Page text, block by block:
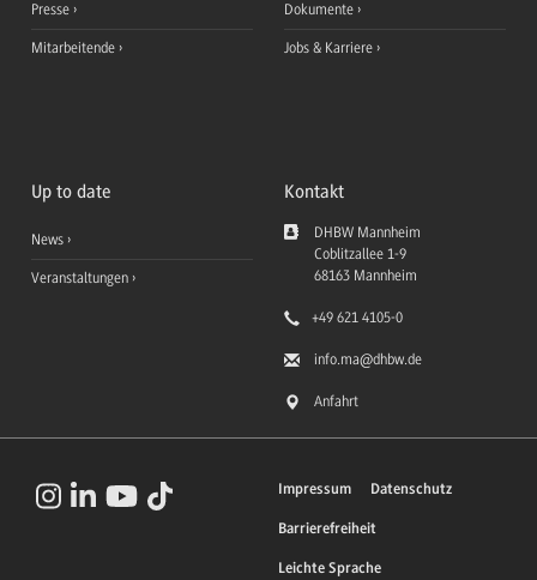
Presse
Mitarbeitende
Dokumente
Jobs & Karriere
Up to date
News
Veranstaltungen
Kontakt
DHBW Mannheim
Coblitzallee 1-9
68163 Mannheim
+49 621 4105-0
info.ma@dhbw.de
Anfahrt
Impressum Datenschutz
Barrierefreiheit
Leichte Sprache